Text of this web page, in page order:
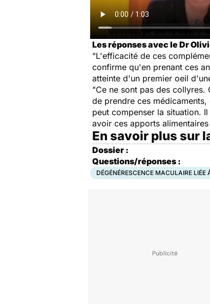
Les réponses avec le Dr
"L'efficacité de ces
confirme qu'en prenant ces
atteinte d'un premier oeil
"Ce ne sont pas des collyres.
de prendre ces
peut compenser la situation.
avoir ces apports
En savoir plus sur
Dossier :
Questions/réponses :
DÉGÉNÉRESCENCE MACULAIRE LIÉE